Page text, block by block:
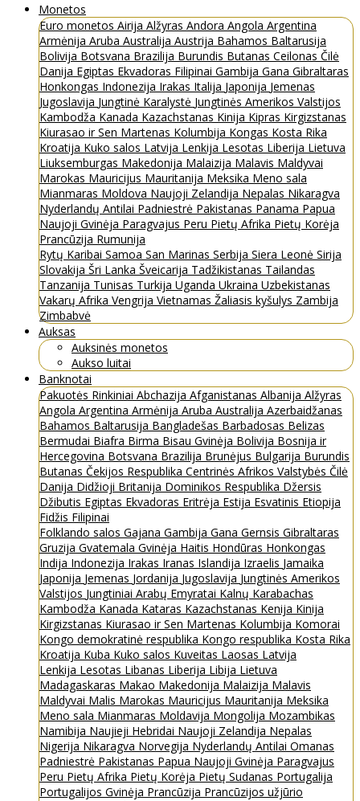
Monetos
Euro monetos Airija Alžyras Andora Angola Argentina
Armėnija Aruba Australija Austrija Bahamos Baltarusija
Bolivija Botsvana Brazilija Burundis Butanas Ceilonas Čilė
Danija Egiptas Ekvadoras Filipinai Gambija Gana Gibraltaras
Honkongas Indonezija Irakas Italija Japonija Jemenas
Jugoslavija Jungtinė Karalystė Jungtinės Amerikos Valstijos
Kambodža Kanada Kazachstanas Kinija Kipras Kirgizstanas
Kiurasao ir Sen Martenas Kolumbija Kongas Kosta Rika
Kroatija Kuko salos Latvija Lenkija Lesotas Liberija Lietuva
Liuksemburgas Makedonija Malaizija Malavis Maldyvai
Marokas Mauricijus Mauritanija Meksika Meno sala
Mianmaras Moldova Naujoji Zelandija Nepalas Nikaragva
Nyderlandų Antilai Padniestrė Pakistanas Panama Papua
Naujoji Gvinėja Paragvajus Peru Pietų Afrika Pietų Korėja
Prancūzija Rumunija
Rytų Karibai Samoa San Marinas Serbija Siera Leonė Sirija
Slovakija Šri Lanka Šveicarija Tadžikistanas Tailandas
Tanzanija Tunisas Turkija Uganda Ukraina Uzbekistanas
Vakarų Afrika Vengrija Vietnamas Žaliasis kyšulys Zambija
Zimbabvė
Auksas
Auksinės monetos
Aukso luitai
Banknotai
Pakuotės Rinkiniai Abchazija Afganistanas Albanija Alžyras
Angola Argentina Armėnija Aruba Australija Azerbaidžanas
Bahamos Baltarusija Bangladešas Barbadosas Belizas
Bermudai Biafra Birma Bisau Gvinėja Bolivija Bosnija ir
Hercegovina Botsvana Brazilija Brunėjus Bulgarija Burundis
Butanas Čekijos Respublika Centrinės Afrikos Valstybės Čilė
Danija Didžioji Britanija Dominikos Respublika Džersis
Džibutis Egiptas Ekvadoras Eritrėja Estija Esvatinis Etiopija
Fidžis Filipinai
Folklando salos Gajana Gambija Gana Gernsis Gibraltaras
Gruzija Gvatemala Gvinėja Haitis Hondūras Honkongas
Indija Indonezija Irakas Iranas Islandija Izraelis Jamaika
Japonija Jemenas Jordanija Jugoslavija Jungtinės Amerikos
Valstijos Jungtiniai Arabų Emyratai Kalnų Karabachas
Kambodža Kanada Kataras Kazachstanas Kenija Kinija
Kirgizstanas Kiurasao ir Sen Martenas Kolumbija Komorai
Kongo demokratinė respublika Kongo respublika Kosta Rika
Kroatija Kuba Kuko salos Kuveitas Laosas Latvija
Lenkija Lesotas Libanas Liberija Libija Lietuva
Madagaskaras Makao Makedonija Malaizija Malavis
Maldyvai Malis Marokas Mauricijus Mauritanija Meksika
Meno sala Mianmaras Moldavija Mongolija Mozambikas
Namibija Naujieji Hebridai Naujoji Zelandija Nepalas
Nigerija Nikaragva Norvegija Nyderlandų Antilai Omanas
Padniestrė Pakistanas Papua Naujoji Gvinėja Paragvajus
Peru Pietų Afrika Pietų Korėja Pietų Sudanas Portugalija
Portugalijos Gvinėja Prancūzija Prancūzijos užjūrio